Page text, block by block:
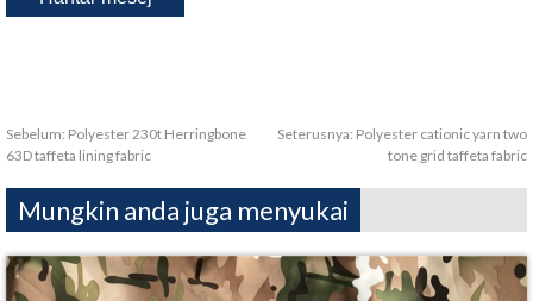
Sebelum: Polyester 230t Herringbone
63D taffeta lining fabric
Seterusnya: Polyester cationic yarn two
tone grid taffeta fabric
Mungkin anda juga menyukai